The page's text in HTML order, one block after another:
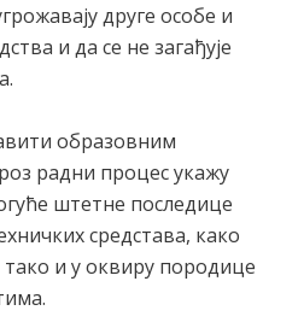
друге особе и
и да се не загађује
образовним
радни процес укажу
штетне последице
средстава, како
тако и у оквиру породице